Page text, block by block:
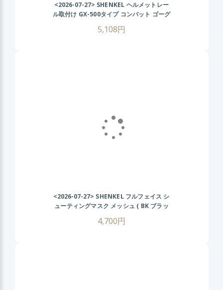
<2026-07-27> SHENKEL ヘルメットレー
ル取付け GX-500タイプ コンバット ゴーグ
バゲー
5,108円
<2026-07-27> SHENKEL フルフェイス シ
ューティングマスク メッシュ ( BK ブラッ
ク ) フェイスガード サバゲー サバイバルゲ
ーム コスプレ
4,700円